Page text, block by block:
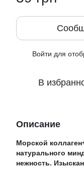
Войти для
В
Описание
Морской
натурального
нежность.